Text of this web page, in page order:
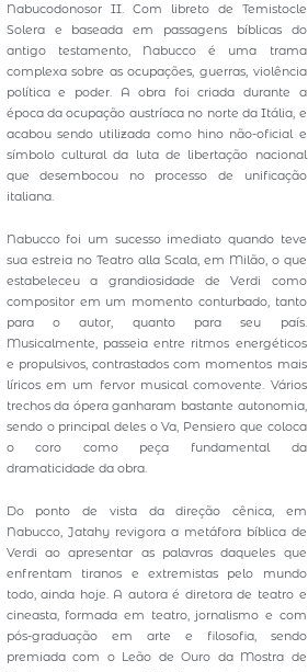
Nabucodonosor II. Com libreto de Temistocle
Solera e baseada em passagens bíblicas do
antigo testamento, Nabucco é uma trama
complexa sobre as ocupações, guerras, violência
política e poder. A obra foi criada durante a
época da ocupação austríaca no norte da Itália, e
acabou sendo utilizada como hino não-oficial e
símbolo cultural da luta de libertação nacional
que desembocou no processo de unificação
italiana.
Nabucco foi um sucesso imediato quando teve
sua estreia no Teatro alla Scala, em Milão, o que
estabeleceu a grandiosidade de Verdi como
compositor em um momento conturbado, tanto
para o autor, quanto para seu país.
Musicalmente, passeia entre ritmos energéticos
e propulsivos, contrastados com momentos mais
líricos em um fervor musical comovente. Vários
trechos da ópera ganharam bastante autonomia,
sendo o principal deles o Va, Pensiero que coloca
o coro como peça fundamental da
dramaticidade da obra.
Do ponto de vista da direção cênica, em
Nabucco, Jatahy revigora a metáfora bíblica de
Verdi ao apresentar as palavras daqueles que
enfrentam tiranos e extremistas pelo mundo
todo, ainda hoje. A autora é diretora de teatro e
cineasta, formada em teatro, jornalismo e com
pós-graduação em arte e filosofia, sendo
premiada com o Leão de Ouro da Mostra de